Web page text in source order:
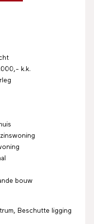
k.k.
bouw
Beschutte ligging